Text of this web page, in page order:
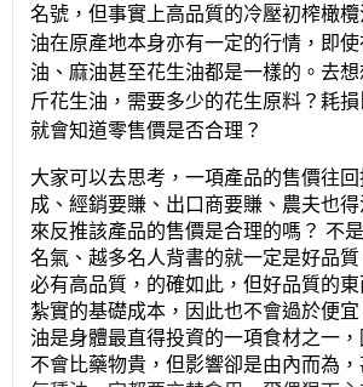
名號，但事實上高品質的冷壓初榨橄
油在原產地本身亦有一定的行情，即
油、麻油甚至花生油都是一樣的。去
斤花生油，需要多少的花生原料？耗
就會知道零售價是否合理？
大家可以去思考，一項產品的售價往
成、經銷要賺、出口商要賺、農夫也
來反推該產品的售價是合理的嗎？ 不
名氣、越多名人背書的就一定是好品
必有高品質，的確如此，但好品質的
紮實的基礎成本，因此也不會過於便宜
油是身體最直得投資的一項食材之一
不會比藥物貴，但影響卻是由內而為，